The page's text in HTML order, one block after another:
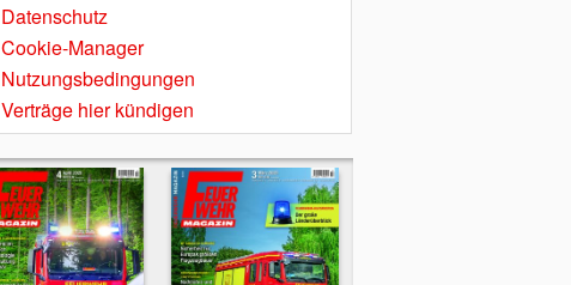
Datenschutz
Cookie-Manager
Nutzungsbedingungen
Verträge hier kündigen